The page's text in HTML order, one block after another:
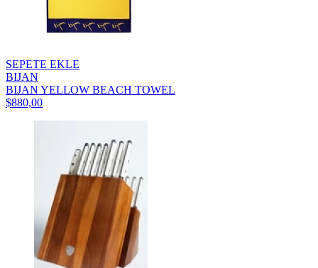
SEPETE EKLE
BIJAN
BIJAN YELLOW BEACH TOWEL
$880,00